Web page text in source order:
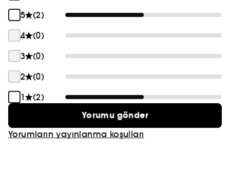
5
(2)
4
(0)
3
(0)
2
(0)
1
(2)
Yorumu gönder
Yorumların yayınlanma koşulları